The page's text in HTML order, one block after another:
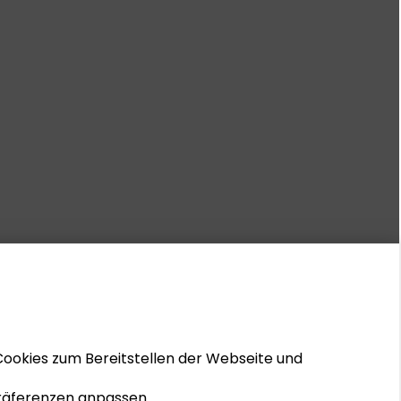
zum Bereitstellen der Webseite und